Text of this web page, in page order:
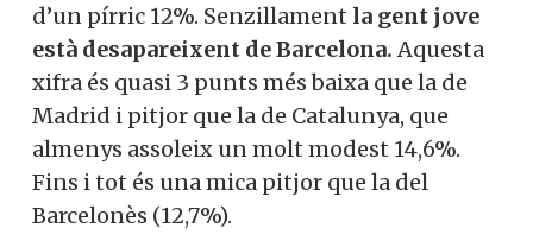
d’un pírric 12%. Senzillament la gent jove
està desapareixent de Barcelona. Aquesta
xifra és quasi 3 punts més baixa que la de
Madrid i pitjor que la de Catalunya, que
almenys assoleix un molt modest 14,6%.
Fins i tot és una mica pitjor que la del
Barcelonès (12,7%).